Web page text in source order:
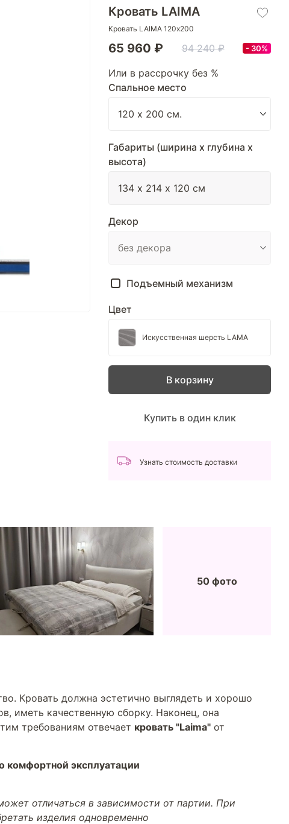
Кровать LAIMA
Кровать LAIMA 120х200
65 960 ₽ 94 240 ₽ 30%
Или в рассрочку без %
Спальное место
Габариты (ширина х глубина х
высота)
Декор
Подъемный механизм
Цвет
Искусственная шерсть LAMA
В корзину
Купить в один клик
Узнать стоимость доставки
50 фото
Кровать должна эстетично выглядеть и хорошо
иметь качественную сборку. Наконец, она
требованиям отвечает кровать "Laima" от
комфортной эксплуатации
отличаться в зависимости от партии. При
изделия одновременно